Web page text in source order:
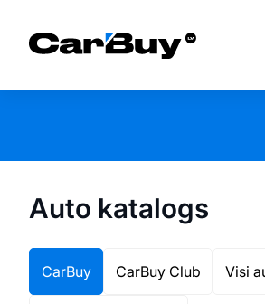
Auto katalogs
CarBuy CarBuy Club Visi